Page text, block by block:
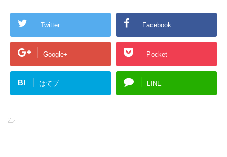
Twitter Facebook
Google+ Pocket
B! はてブ LINE
-